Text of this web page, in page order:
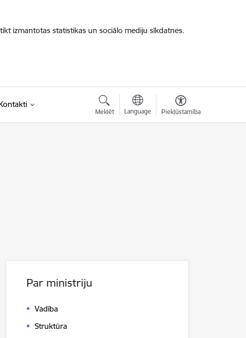
izmantotas statistikas un sociālo mediju sīkdatnes.
Meklēt Language Piekļūstamība
Par ministriju
Vadība
Struktūra